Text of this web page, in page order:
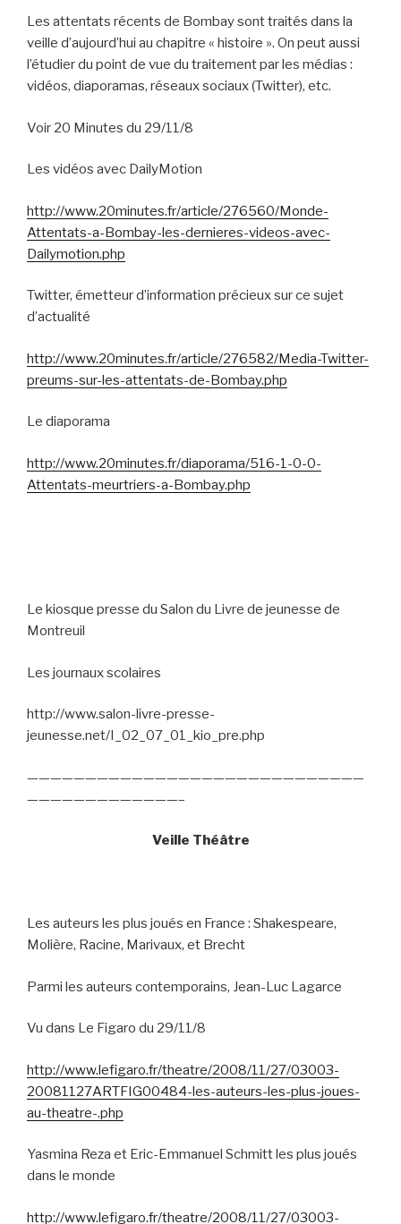
Les attentats récents de Bombay sont traités dans la
veille d’aujourd’hui au chapitre « histoire ». On peut aussi
l’étudier du point de vue du traitement par les médias :
vidéos, diaporamas, réseaux sociaux (Twitter), etc.
Voir 20 Minutes du 29/11/8
Les vidéos avec DailyMotion
http://www.20minutes.fr/article/276560/Monde-
Attentats-a-Bombay-les-dernieres-videos-avec-
Dailymotion.php
Twitter, émetteur d’information précieux sur ce sujet
d’actualité
http://www.20minutes.fr/article/276582/Media-Twitter-
preums-sur-les-attentats-de-Bombay.php
Le diaporama
http://www.20minutes.fr/diaporama/516-1-0-0-
Attentats-meurtriers-a-Bombay.php
Le kiosque presse du Salon du Livre de jeunesse de
Montreuil
Les journaux scolaires
http://www.salon-livre-presse-
jeunesse.net/I_02_07_01_kio_pre.php
—————————————————————————————
—————————————–
Veille Théâtre
Les auteurs les plus joués en France : Shakespeare,
Molière, Racine, Marivaux, et Brecht
Parmi les auteurs contemporains, Jean-Luc Lagarce
Vu dans Le Figaro du 29/11/8
http://www.lefigaro.fr/theatre/2008/11/27/03003-
20081127ARTFIG00484-les-auteurs-les-plus-joues-
au-theatre-.php
Yasmina Reza et Eric-Emmanuel Schmitt les plus joués
dans le monde
http://www.lefigaro.fr/theatre/2008/11/27/03003-